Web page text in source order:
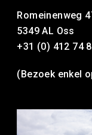
Romeinenweg
5349 AL Oss
+31 (0) 412 74
(Bezoek enkel